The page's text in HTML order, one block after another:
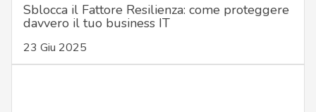
Sblocca il Fattore Resilienza: come proteggere
davvero il tuo business IT
23 Giu 2025